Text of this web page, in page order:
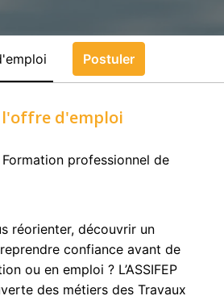
Postuler
d'emploi
Formation professionnel de
réorienter, découvrir un
confiance avant de
ou en emploi ? L’ASSIFEP
des métiers des Travaux